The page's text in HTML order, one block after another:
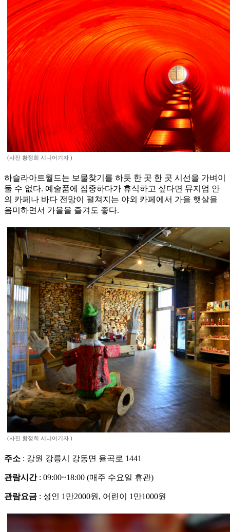
(사진 황정희 시니어기자 )
하슬라아트월드는 보물찾기를 하듯 한 곳 한 곳 시선을 가벼이
둘 수 없다. 예술품에 집중하다가 휴식하고 싶다면 뮤지엄 안
의 카페나 바다 전망이 펼쳐지는 야외 카페에서 가을 햇살을
음미하면서 가을을 즐겨도 좋다.
(사진 황정희 시니어기자 )
주소 : 강원 강릉시 강동면 율곡로 1441
관람시간: 09:00~18:00 (매주 수요일 휴관)
관람요금 : 성인 1만2000원, 어린이 1만1000원